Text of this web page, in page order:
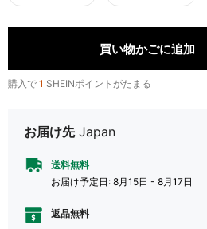
買い物かごに追加
購入で 1 SHEINポイントがたまる
お届け先 Japan
送料無料
お届け予定日: 8月15日 - 8月17日
返品無料